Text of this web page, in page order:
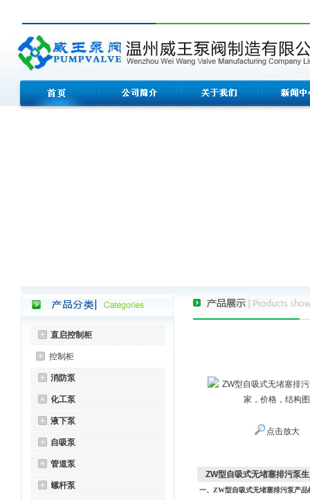
直启控制柜
控制柜
消防泵
化工泵
液下泵
自吸泵
管道泵
螺杆泵
点击放大
ZW型自吸式无堵塞排污泵
一、ZW型自吸式无堵塞排污泵产品